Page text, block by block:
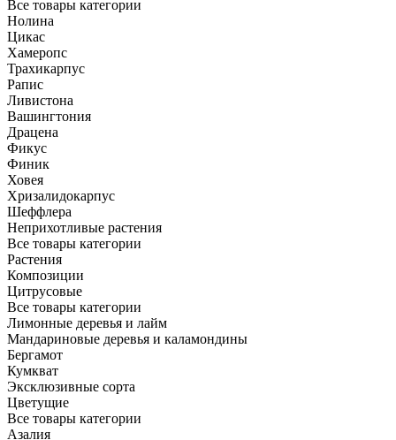
Все товары категории
Нолина
Цикас
Хамеропс
Трахикарпус
Рапис
Ливистона
Вашингтония
Драцена
Фикус
Финик
Ховея
Хризалидокарпус
Шеффлера
Неприхотливые растения
Все товары категории
Растения
Композиции
Цитрусовые
Все товары категории
Лимонные деревья и лайм
Мандариновые деревья и каламондины
Бергамот
Кумкват
Эксклюзивные сорта
Цветущие
Все товары категории
Азалия